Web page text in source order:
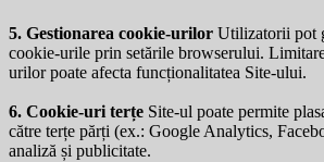
5. Gestionarea cookie-urilor Utilizatorii pot
cookie-urile prin setările browserului.
urilor poate afecta funcționalitatea Site-ului.
6. Cookie-uri terțe Site-ul poate permite
către terțe părți (ex.: Google Analytics,
analiză și publicitate.